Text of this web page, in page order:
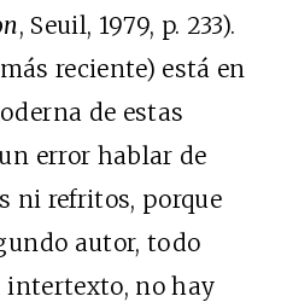
, Seuil, 1979, p. 233).
reciente) está en
de estas
error hablar de
ni refritos, porque
autor, todo
intertexto, no hay